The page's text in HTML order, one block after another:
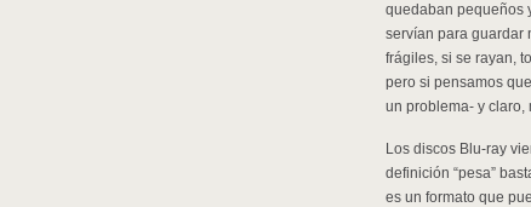
quedaban pequeños
servían para guardar
frágiles, si se rayan,
pero si pensamos
un problema- y claro,
Los discos Blu-ray
definición “pesa”
es un formato que